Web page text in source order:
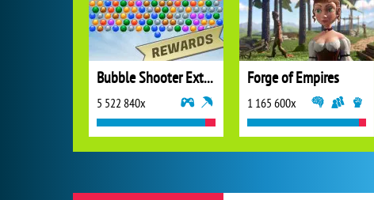
Bubble Shooter Extreme
5 522 840x
Forge of Empires
1 165 600x